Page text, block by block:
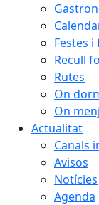
Festes i
Recull
Rutes
On
On
Actualitat
Canals
Avisos
Notícies
Agenda